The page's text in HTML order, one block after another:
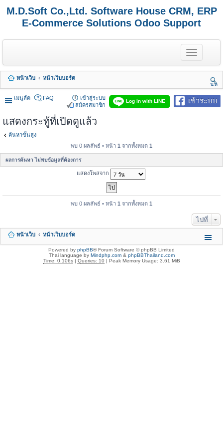
M.D.Soft Co.,Ltd. Software House CRM, ERP
E-Commerce Solutions Odoo Support
T
o
g
e
n
a
n
หน้าเว็บ
หน้าเว็บบอร์ด
นห
า
เมนูลัด
เข้าระบบ
Log in with LINE
FAQ
เข้าสู่ระบบ
สมัครสมาชิก
แสดงกระทู้ที่เปิดดูแล้ว
ค้นหาขั้นสูง
พบ 0 ผลลัพธ์ • หน้า 1 จากทั้งหมด 1
ผลการค้นหา ไม่พบข้อมูลที่ต้องการ
แสดงโพสจาก
พบ 0 ผลลัพธ์ • หน้า 1 จากทั้งหมด 1
ไปที่
หน้าเว็บ หน้าเว็บบอร์ด
Powered by phpBB® Forum Software © phpBB Limited
Thai language by Mindphp.com& phpBBThailand.com
Time: 0.106s| Queries: 10| Peak Memory Usage: 3.61 MiB